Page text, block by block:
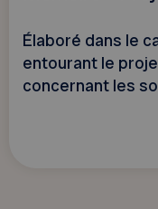
Élaboré dans le
entourant le
concernant les